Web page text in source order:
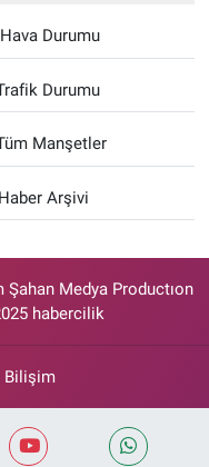
Hava Durumu
Durumu
Manşetler
Haber Arşivi
Medya Productıon
habercilik
Bilişim